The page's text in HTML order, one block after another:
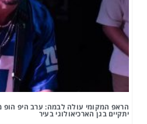
הראפ המקומי עולה לבמה: ערב היפ הופ
יתקיים בגן הארכיאולוגי בעיר